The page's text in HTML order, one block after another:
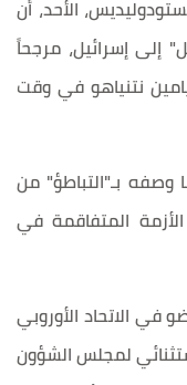
الأحد، أن
إلى إسرائيل، مرجحاً
نتنياهو في وقت
وصفه بـ"التباطؤ" من
المتفاقمة في
في الاتحاد الأوروبي
لمجلس الشؤون